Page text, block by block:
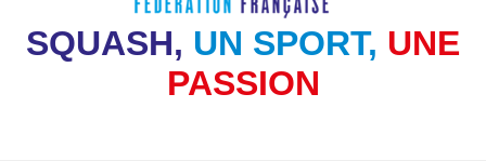
SQUASH, UN SPORT, UNE
PASSION